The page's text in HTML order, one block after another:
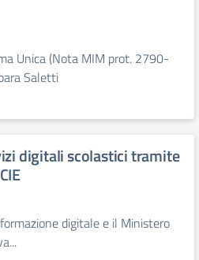
Unica (Nota MIM prot. 2790-
Saletti
digitali scolastici tramite
digitale e il Ministero